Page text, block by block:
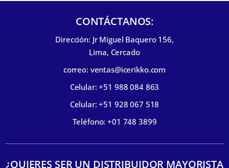
CONTÁCTANOS:
Dirección: Jr Miguel Baquero 156,
Lima, Cercado
correo: ventas@icerikko.com
Celular: +51 988 084 863
Celular: +51 928 067 518
Teléfono: +01 748 3899
¿QUIERES SER UN DISTRIBUIDOR MAYORISTA